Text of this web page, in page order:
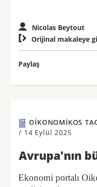
Nicolas Beytout
 Orijinal makaleye
Paylaş
OIKONOMIKOS
/ 14 Eylül 2025
Avrupa'nın
Ekonomi portalı